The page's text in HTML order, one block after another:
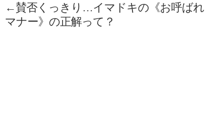
←賛否くっきり…イマドキの《お呼ばれ
マナー》の正解って？